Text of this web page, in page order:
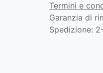
Termini e
Garanzia di
Spedizione: